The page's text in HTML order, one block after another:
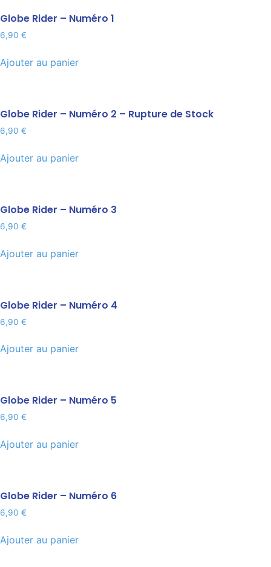
Globe Rider – Numéro 1
6,90 €
Ajouter au panier
Globe Rider – Numéro 2 – Rupture de Stock
6,90 €
Ajouter au panier
Globe Rider – Numéro 3
6,90 €
Ajouter au panier
Globe Rider – Numéro 4
6,90 €
Ajouter au panier
Globe Rider – Numéro 5
6,90 €
Ajouter au panier
Globe Rider – Numéro 6
6,90 €
Ajouter au panier